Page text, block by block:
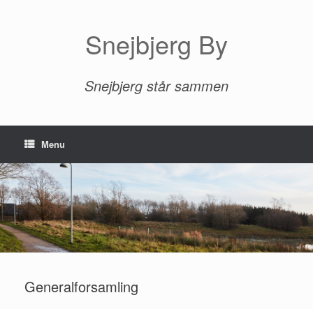
Snejbjerg By
Snejbjerg står sammen
Menu
Generalforsamling